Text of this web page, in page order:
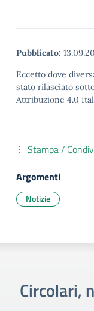
Pubblicato:
Eccetto dove
stato rilasciato
Attribuzione 4.0
Stampa /
Argomenti
Notizie
Circolari,